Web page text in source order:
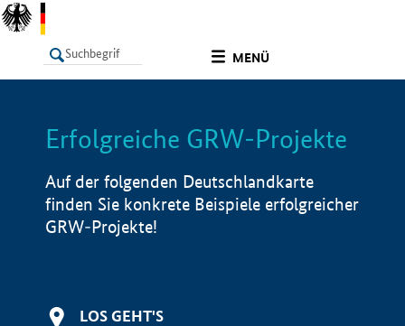
MENÜ
LISTE Info
Erfolgreiche GRW-Projekte
Auf der folgenden Deutschlandkarte
finden Sie konkrete Beispiele erfolgreicher
GRW-Projekte!
LOS GEHT'S